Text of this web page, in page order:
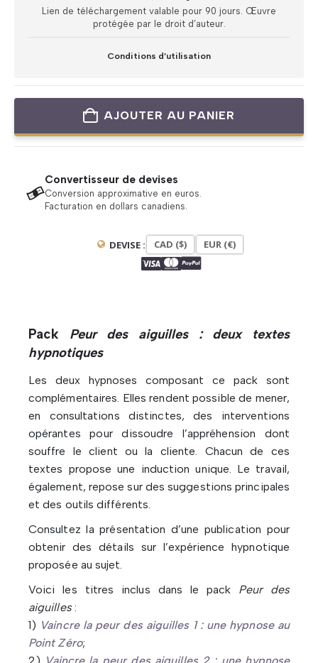
Lien de téléchargement valable pour 90 jours. Œuvre
protégée par le droit d’auteur.
Conditions d’utilisation
AJOUTER AU PANIER
Convertisseur de devises
Conversion approximative en euros.
Facturation en dollars canadiens.
DEVISE : CAD ($) EUR (€)
Pack Peur des aiguilles : deux textes
hypnotiques
Les deux hypnoses composant ce pack sont
complémentaires. Elles rendent possible de mener,
en consultations distinctes, des interventions
opérantes pour dissoudre l’appréhension dont
souffre le client ou la cliente. Chacun de ces
textes propose une induction unique. Le travail,
également, repose sur des suggestions principales
et des outils différents.
Consultez la présentation d’une publication pour
obtenir des détails sur l’expérience hypnotique
proposée au sujet.
Voici les titres inclus dans le pack Peur des
aiguilles:
1) Vaincre la peur des aiguilles 1 : une hypnose au
Point Zéro;